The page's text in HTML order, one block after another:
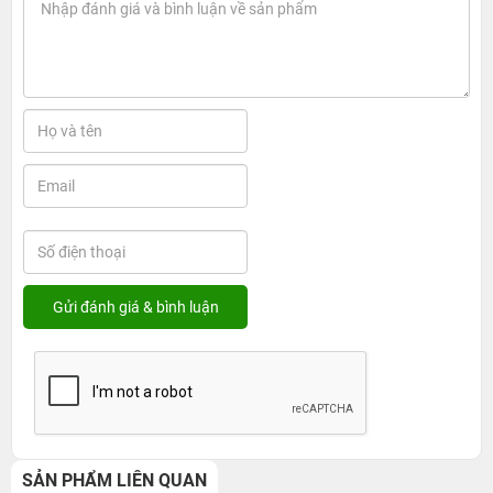
SẢN PHẨM LIÊN QUAN